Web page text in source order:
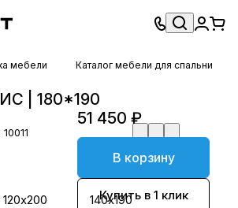
мебели Каталог мебели для спальни
| 180*190
10011
120х200 140х190
51 450 ₽
В корзину
Купить в 1 клик